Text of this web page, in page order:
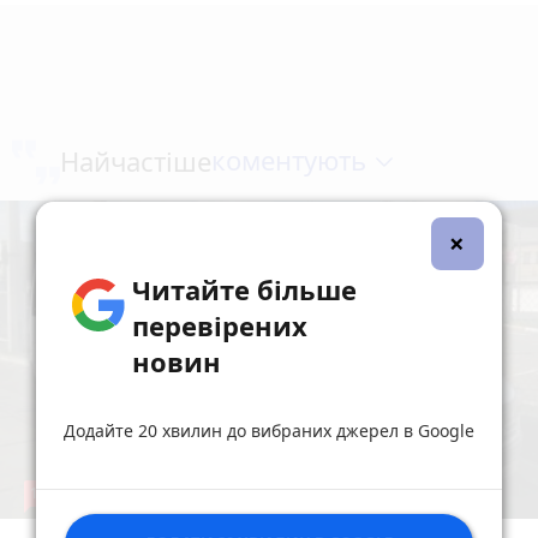
Найчастіше
19
×
Читайте більше
перевірених
новин
Додайте 20 хвилин до вибраних джерел в Google